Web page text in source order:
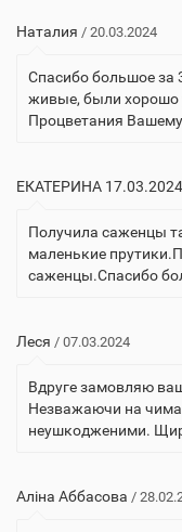
Наталия / 20.03.2024
Спасибо большое за
живые, были хорошо
Процветания
ЕКАТЕРИНА 17.03.2024
Получила саженцы
маленькие
саженцы.Спасибо
Леся / 07.03.2024
Вдруге замовляю
Незважаючи на
неушкодженими.
Аліна Аббасова /